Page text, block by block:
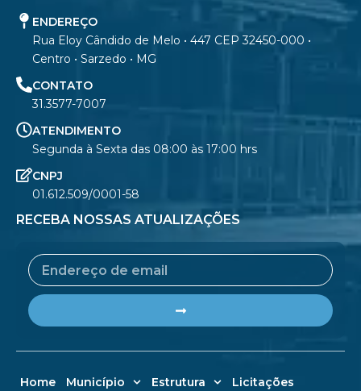
ENDEREÇO
Rua Eloy Cândido de Melo • 447 CEP 32450-000 •
Centro • Sarzedo • MG
CONTATO
31.3577-7007
ATENDIMENTO
Segunda à Sexta das 08:00 às 17:00 hrs
CNPJ
01.612.509/0001-58
RECEBA NOSSAS ATUALIZAÇÕES
Email
Home Município Estrutura Licitações